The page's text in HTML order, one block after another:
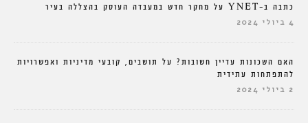
כתבה ב-YNET על מחקר חדש במעבדה העוסק בהצללה בעיר
4 ביולי 2024
האם השכונות עדיין חשובות? על תושבים, קובעי מדיניות ואפשרויות
להתפתחות עתידית
2 ביולי 2024